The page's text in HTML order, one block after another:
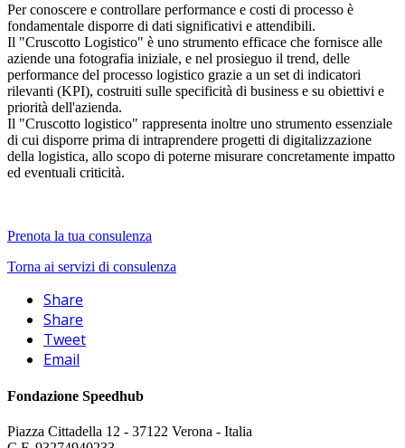
Per conoscere e controllare performance e costi di processo è
fondamentale disporre di dati significativi e attendibili.
Il "Cruscotto Logistico" è uno strumento efficace che fornisce alle
aziende una fotografia iniziale, e nel prosieguo il trend, delle
performance del processo logistico grazie a un set di indicatori
rilevanti (KPI), costruiti sulle specificità di business e su obiettivi e
priorità dell'azienda.
Il "Cruscotto logistico" rappresenta inoltre uno strumento essenziale
di cui disporre prima di intraprendere progetti di digitalizzazione
della logistica, allo scopo di poterne misurare concretamente impatto
ed eventuali criticità.
Prenota la tua consulenza
Torna ai servizi di consulenza
Share
Share
Tweet
Email
Fondazione Speedhub
Piazza Cittadella 12 - 37122 Verona - Italia